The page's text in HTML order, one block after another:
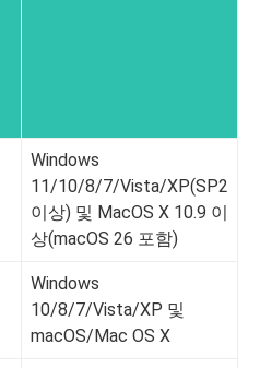
Windows
11/10/8/7/Vista/XP(SP2
이상) 및 MacOS X 10.9 이
상(macOS 26 포함)
Windows
10/8/7/Vista/XP 및
macOS/Mac OS X